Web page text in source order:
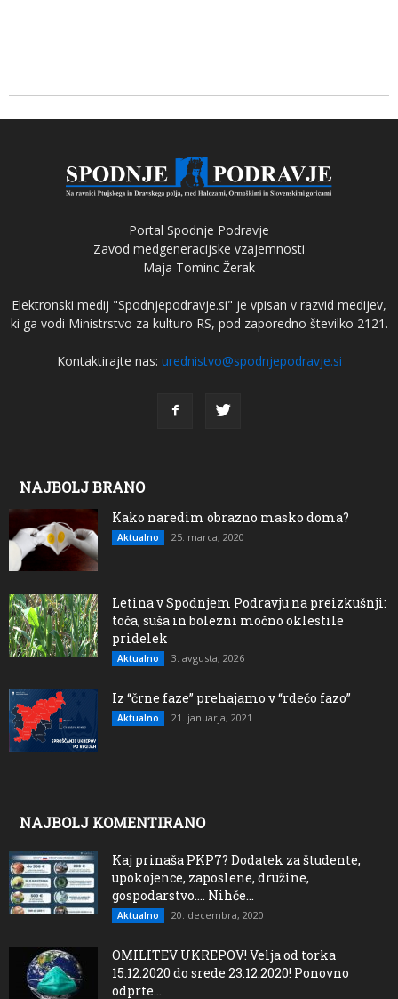
Portal Spodnje Podravje
Zavod medgeneracijske vzajemnosti
Maja Tominc Žerak
Elektronski medij "Spodnjepodravje.si" je vpisan v razvid medijev,
ki ga vodi Ministrstvo za kulturo RS, pod zaporedno številko 2121.
Kontaktirajte nas: urednistvo@spodnjepodravje.si
NAJBOLJ BRANO
Kako naredim obrazno masko doma?
Aktualno 25. marca, 2020
Letina v Spodnjem Podravju na preizkušnji:
toča, suša in bolezni močno oklestile
pridelek
Aktualno 3. avgusta, 2026
Iz “črne faze” prehajamo v “rdečo fazo”
Aktualno 21. januarja, 2021
NAJBOLJ KOMENTIRANO
Kaj prinaša PKP7? Dodatek za študente,
upokojence, zaposlene, družine,
gospodarstvo…. Nihče...
Aktualno 20. decembra, 2020
OMILITEV UKREPOV! Velja od torka
15.12.2020 do srede 23.12.2020! Ponovno
odprte...